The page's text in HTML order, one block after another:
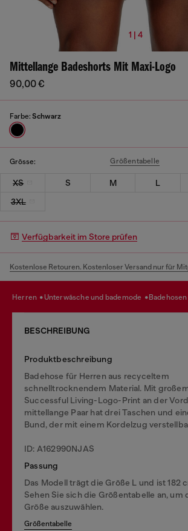
1 | 4
Mittellange Badeshorts Mit Maxi-Logo
90,00 €
Farbe: Schwarz
Grösse: Größentabelle
XS S M L
3XL
Verfügbarkeit im Store prüfen
Kostenlose Retouren. Kostenloser Versand nur für
herren unterwäsche und bademode badehosen
BESCHREIBUNG
Produktbeschreibung
Badehose für Herren aus recyceltem
schnelltrocknendem Material. Mit
Successful Living-Logo-Print an der
mittellange Paar hat drei Taschen und
Bund, der mit einem Kordelzug
ID: A162990NJAS
Passung
Das Modell trägt die Größe L und ist 182
Sehen Sie sich die Größentabelle an, um
Größe auszuwählen.
Größentabelle